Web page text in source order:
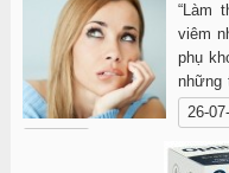
“Làm
viêm
phụ
những
lời giải
26-